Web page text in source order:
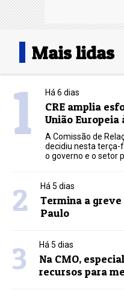
Mais lidas
1 Há 6 dias
CRE amplia
União
A Comissão de
decidiu nesta terça-
o governo e o setor
2 Há 5 dias
Termina a greve
Paulo
3 Há 5 dias
Na CMO,
recursos para